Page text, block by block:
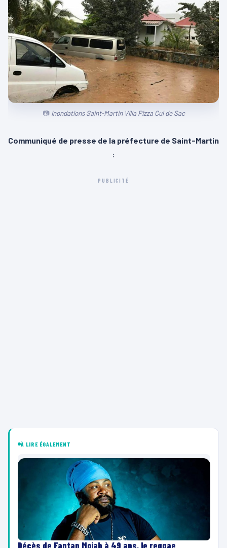
Inondations Saint-Martin Villa Pizza Cul de Sac
Communiqué de presse de la préfecture de Saint-Martin
:
PUBLICITÉ
À LIRE ÉGALEMENT
Décès de Fantan Mojah à 49 ans, le reggae